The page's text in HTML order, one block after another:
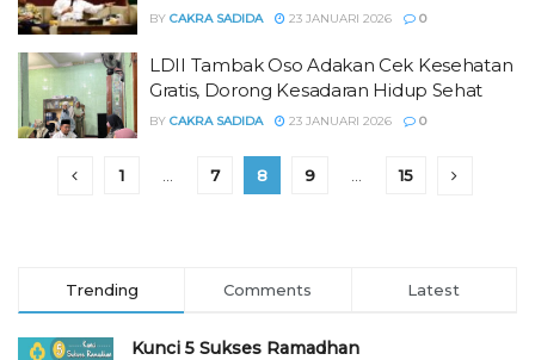
BY CAKRA SADIDA 23 JANUARI 2026 0
LDII Tambak Oso Adakan Cek Kesehatan
Gratis, Dorong Kesadaran Hidup Sehat
BY CAKRA SADIDA 23 JANUARI 2026 0
1 7 8 9 15
Trending Comments Latest
Kunci 5 Sukses Ramadhan